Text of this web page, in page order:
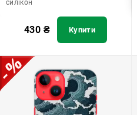
силікон
430 ₴ Купити